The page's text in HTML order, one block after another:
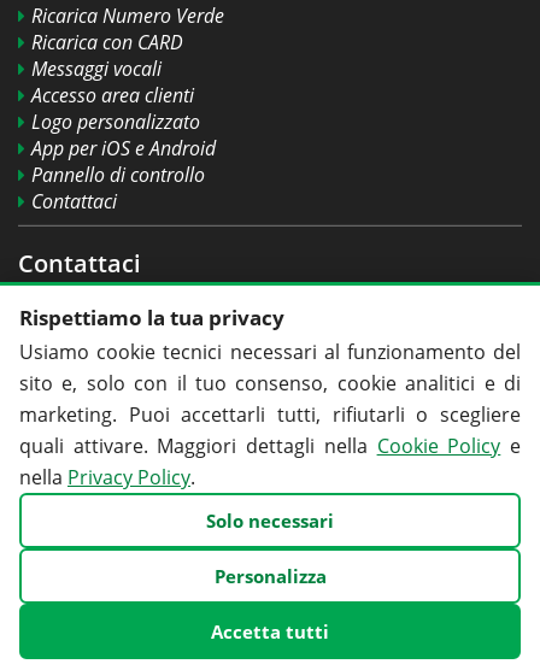
Ricarica Numero Verde
Ricarica con CARD
Messaggi vocali
Accesso area clienti
Logo personalizzato
App per iOS e Android
Pannello di controllo
Contattaci
Contattaci
800 90 93 98
info@numeroverdeitalia.it
© Copyright 2008-2026 Numero Verde Italia Srl - Azienda Autorizzata Min. Svil.
Econ. - Registro Op. Comunicazioni n. 20519 - P. I. 09530731000 -
Mappa del
sito
Rispettiamo la tua privacy
Usiamo cookie tecnici necessari al funzionamento del
sito e, solo con il tuo consenso, cookie analitici e di
marketing. Puoi accettarli tutti, rifiutarli o scegliere
quali attivare. Maggiori dettagli nella Cookie Policy e
nella Privacy Policy.
Solo necessari
Personalizza
Accetta tutti